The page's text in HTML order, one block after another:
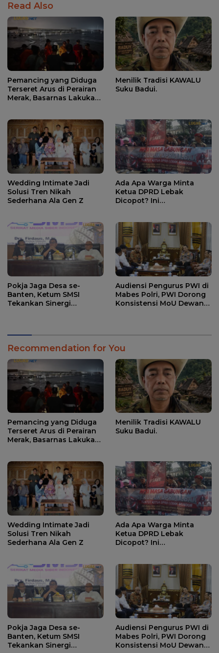
Read Also
Pemancing yang Diduga
Terseret Arus di Perairan
Merak, Basarnas Lakukan
Menilik Tradisi KAWALU
Suku Badui.
Wedding Intimate Jadi
Solusi Tren Nikah
Sederhana Ala Gen Z
Ada Apa Warga Minta
Ketua DPRD Lebak
Dicopot? Ini
Pokja Jaga Desa se-
Banten, Ketum SMSI
Tekankan Sinergi
Audiensi Pengurus PWI di
Mabes Polri, PWI Dorong
Konsistensi MoU Dewan
Recommendation for You
Pemancing yang Diduga
Terseret Arus di Perairan
Merak, Basarnas Lakukan
Menilik Tradisi KAWALU
Suku Badui.
Wedding Intimate Jadi
Solusi Tren Nikah
Sederhana Ala Gen Z
Ada Apa Warga Minta
Ketua DPRD Lebak
Dicopot? Ini
Pokja Jaga Desa se-
Banten, Ketum SMSI
Tekankan Sinergi
Audiensi Pengurus PWI di
Mabes Polri, PWI Dorong
Konsistensi MoU Dewan